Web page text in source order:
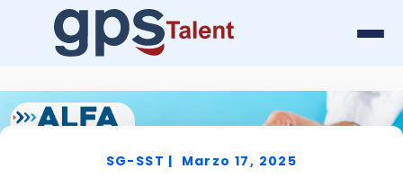
SG-SST | Marzo 17, 2025